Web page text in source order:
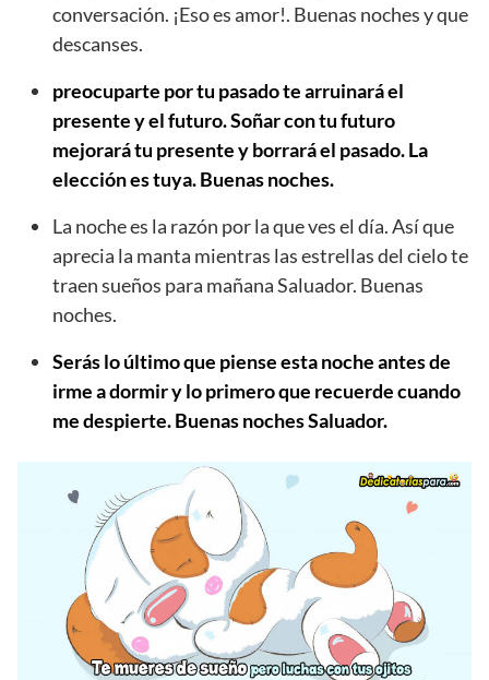
conversación. ¡Eso es amor!. Buenas noches y que
descanses.
preocuparte por tu pasado te arruinará el
presente y el futuro. Soñar con tu futuro
mejorará tu presente y borrará el pasado. La
elección es tuya. Buenas noches.
La noche es la razón por la que ves el día. Así que
aprecia la manta mientras las estrellas del cielo te
traen sueños para mañana Saluador. Buenas
noches.
Serás lo último que piense esta noche antes de
irme a dormir y lo primero que recuerde cuando
me despierte. Buenas noches Saluador.